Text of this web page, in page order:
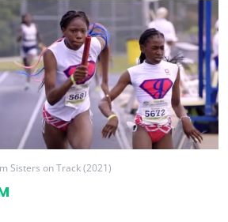
Sisters on Track (2021)